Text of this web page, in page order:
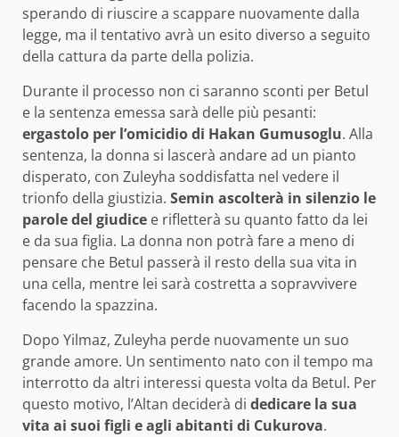
sperando di riuscire a scappare nuovamente dalla
legge, ma il tentativo avrà un esito diverso a seguito
della cattura da parte della polizia.
Durante il processo non ci saranno sconti per Betul
e la sentenza emessa sarà delle più pesanti:
ergastolo per l’omicidio di Hakan Gumusoglu. Alla
sentenza, la donna si lascerà andare ad un pianto
disperato, con Zuleyha soddisfatta nel vedere il
trionfo della giustizia. Semin ascolterà in silenzio le
parole del giudice e rifletterà su quanto fatto da lei
e da sua figlia. La donna non potrà fare a meno di
pensare che Betul passerà il resto della sua vita in
una cella, mentre lei sarà costretta a sopravvivere
facendo la spazzina.
Dopo Yilmaz, Zuleyha perde nuovamente un suo
grande amore. Un sentimento nato con il tempo ma
interrotto da altri interessi questa volta da Betul. Per
questo motivo, l’Altan deciderà di dedicare la sua
vita ai suoi figli e agli abitanti di Cukurova.